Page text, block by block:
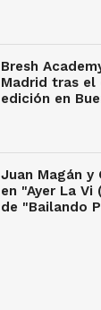
Bresh
Madrid tras el
edición en
Juan Magán y
en "Ayer La Vi
de "Bailando